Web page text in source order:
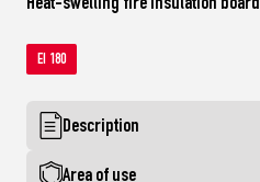
EI 180
Description
Area of use